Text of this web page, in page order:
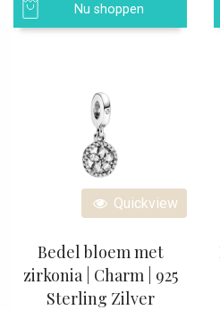
Nu shoppen
Quickview
Bedel bloem met
zirkonia | Charm | 925
Sterling Zilver